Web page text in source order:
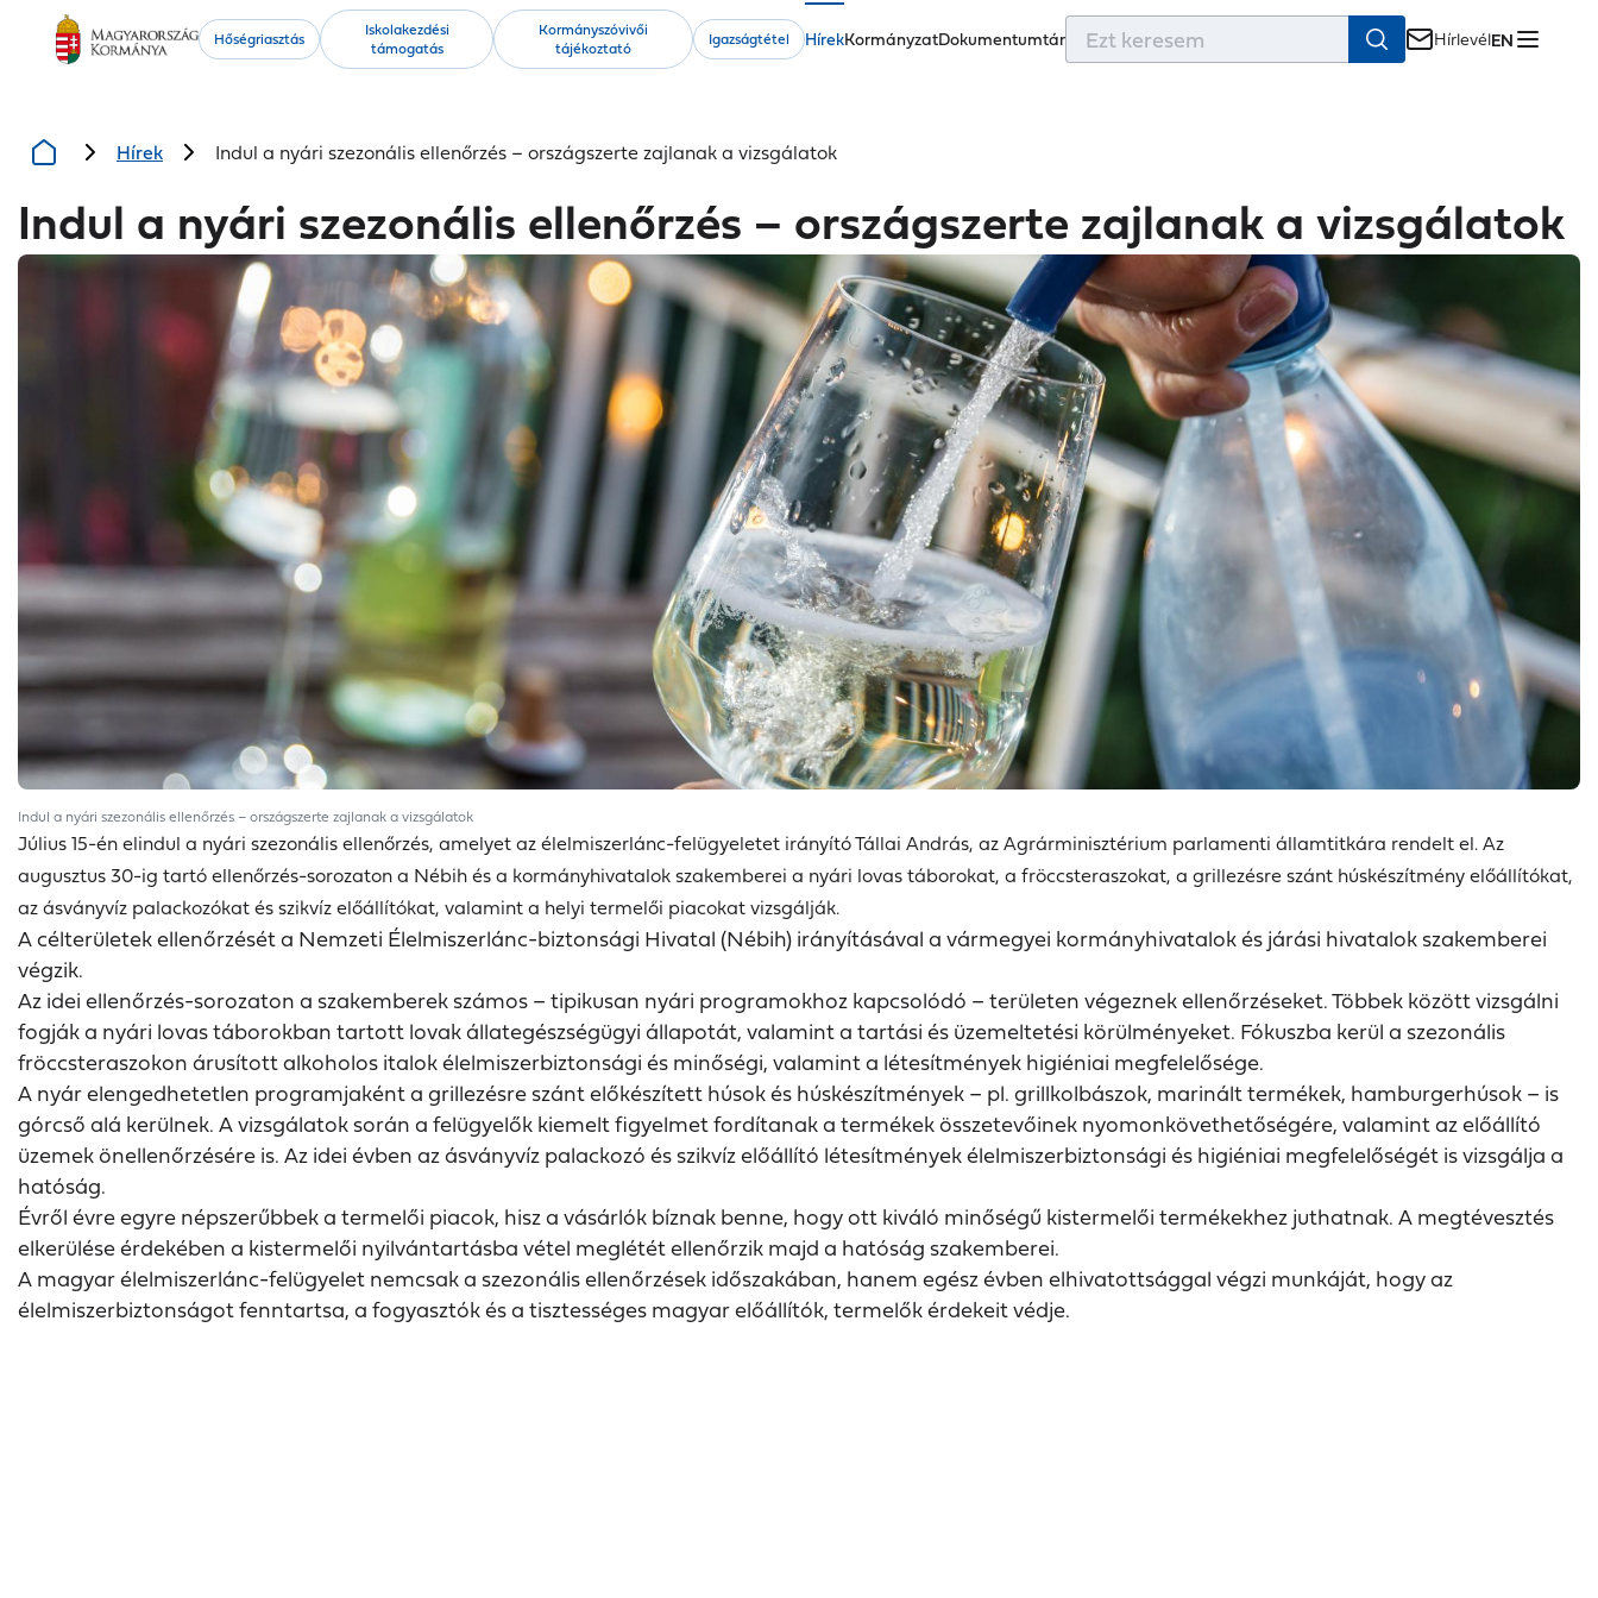
Kiemelt
tartalmak
Hőségriasztás
Iskolakezdési
támogatás
Kormányszóvivői
tájékoztató
Igazságtétel
Fő
HírekKormányzatDokumentumtár HírlevélEN
Hírek Indul a nyári szezonális ellenőrzés – országszerte zajlanak a vizsgálatok
Indul a nyári szezonális ellenőrzés – országszerte zajlanak a vizsgálatok
Indul a nyári szezonális ellenőrzés – országszerte zajlanak a vizsgálatok
Július 15-én elindul a nyári szezonális ellenőrzés, amelyet az élelmiszerlánc-felügyeletet irányító Tállai András, az Agrárminisztérium parlamenti államtitkára rendelt el. Az
augusztus 30-ig tartó ellenőrzés-sorozaton a Nébih és a kormányhivatalok szakemberei a nyári lovas táborokat, a fröccsteraszokat, a grillezésre szánt húskészítmény előállítókat,
az ásványvíz palackozókat és szikvíz előállítókat, valamint a helyi termelői piacokat vizsgálják.
A célterületek ellenőrzését a Nemzeti Élelmiszerlánc-biztonsági Hivatal (Nébih) irányításával a vármegyei kormányhivatalok és járási hivatalok szakemberei
végzik.
Az idei ellenőrzés-sorozaton a szakemberek számos – tipikusan nyári programokhoz kapcsolódó – területen végeznek ellenőrzéseket. Többek között vizsgálni
fogják a nyári lovas táborokban tartott lovak állategészségügyi állapotát, valamint a tartási és üzemeltetési körülményeket. Fókuszba kerül a szezonális
fröccsteraszokon árusított alkoholos italok élelmiszerbiztonsági és minőségi, valamint a létesítmények higiéniai megfelelősége.
A nyár elengedhetetlen programjaként a grillezésre szánt előkészített húsok és húskészítmények – pl. grillkolbászok, marinált termékek, hamburgerhúsok – is
górcső alá kerülnek. A vizsgálatok során a felügyelők kiemelt figyelmet fordítanak a termékek összetevőinek nyomonkövethetőségére, valamint az előállító
üzemek önellenőrzésére is. Az idei évben az ásványvíz palackozó és szikvíz előállító létesítmények élelmiszerbiztonsági és higiéniai megfelelőségét is vizsgálja a
hatóság.
Évről évre egyre népszerűbbek a termelői piacok, hisz a vásárlók bíznak benne, hogy ott kiváló minőségű kistermelői termékekhez juthatnak. A megtévesztés
elkerülése érdekében a kistermelői nyilvántartásba vétel meglétét ellenőrzik majd a hatóság szakemberei.
A magyar élelmiszerlánc-felügyelet nemcsak a szezonális ellenőrzések időszakában, hanem egész évben elhivatottsággal végzi munkáját, hogy az
élelmiszerbiztonságot fenntartsa, a fogyasztók és a tisztességes magyar előállítók, termelők érdekeit védje.